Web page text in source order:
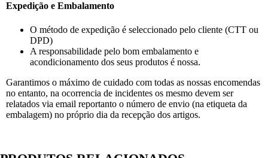
Expedição e Embalamento
O método de expedição é seleccionado pelo cliente (CTT ou
DPD)
A responsabilidade pelo bom embalamento e
acondicionamento dos seus produtos é nossa.
Garantimos o máximo de cuidado com todas as nossas encomendas
no entanto, na ocorrencia de incidentes os mesmo devem ser
relatados via email reportanto o número de envio (na etiqueta da
embalagem) no próprio dia da recepção dos artigos.